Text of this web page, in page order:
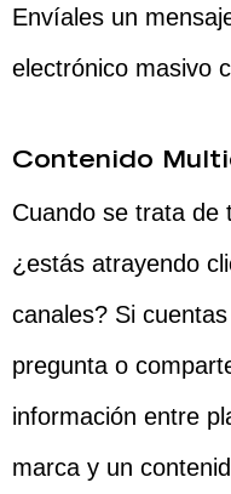
Envíales un
electrónico masivo
Contenido
Cuando se trata de
¿estás atrayendo
canales? Si
pregunta o
información entre
marca y un